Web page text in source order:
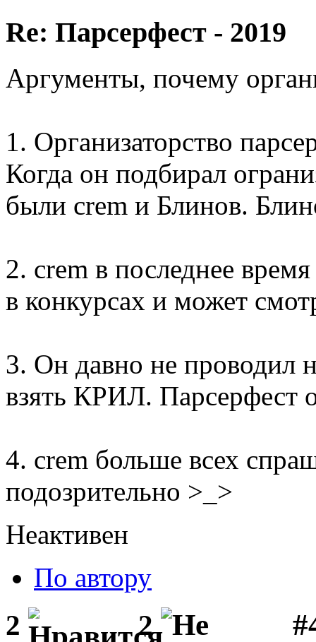
Re: Парсерфест - 2019
Аргументы, почему
1. Организаторство
Когда он подбирал
были crem и Блинов.
2. crem в последнее
в конкурсах и может
3. Он давно не проводил
взять КРИЛ. Парсерфест
4. crem больше всех
подозрительно >_>
Неактивен
По автору
2 2